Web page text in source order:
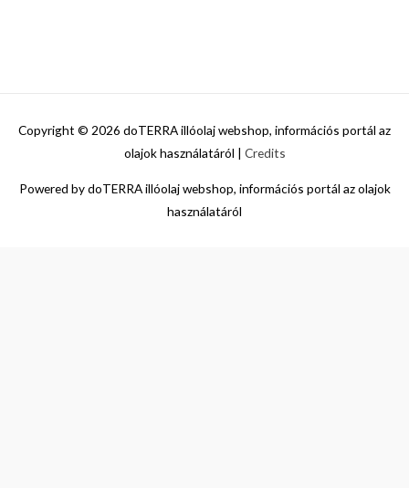
Copyright © 2026 doTERRA illóolaj webshop, információs portál az
olajok használatáról | Credits
Powered bydoTERRA illóolaj webshop, információs portál az olajok
használatáról